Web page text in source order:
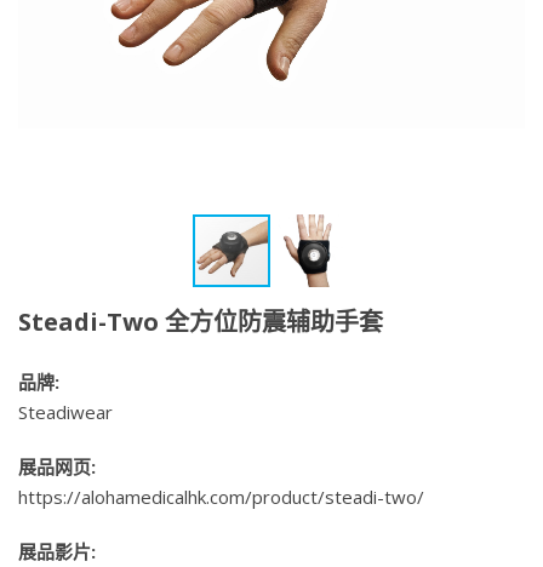
Steadi-Two 全方位防震辅助手套
品牌:
Steadiwear
展品网页:
https://alohamedicalhk.com/product/steadi-two/
展品影片: